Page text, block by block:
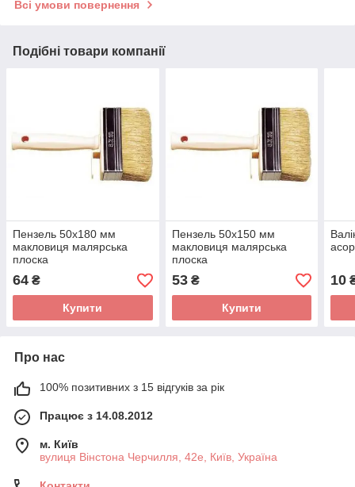
Всі умови повернення
Подібні товари компанії
Пензель 50х180 мм
макловиця малярська
плоска
64 ₴
Купити
Пензель 50х150 мм
макловиця малярська
плоска
53₴
Купити
10
Про нас
100% позитивних з 15 відгуків за рік
Працює з 14.08.2012
м. Київ
вулиця Вінстона Черчилля, 42е, Київ, Україна